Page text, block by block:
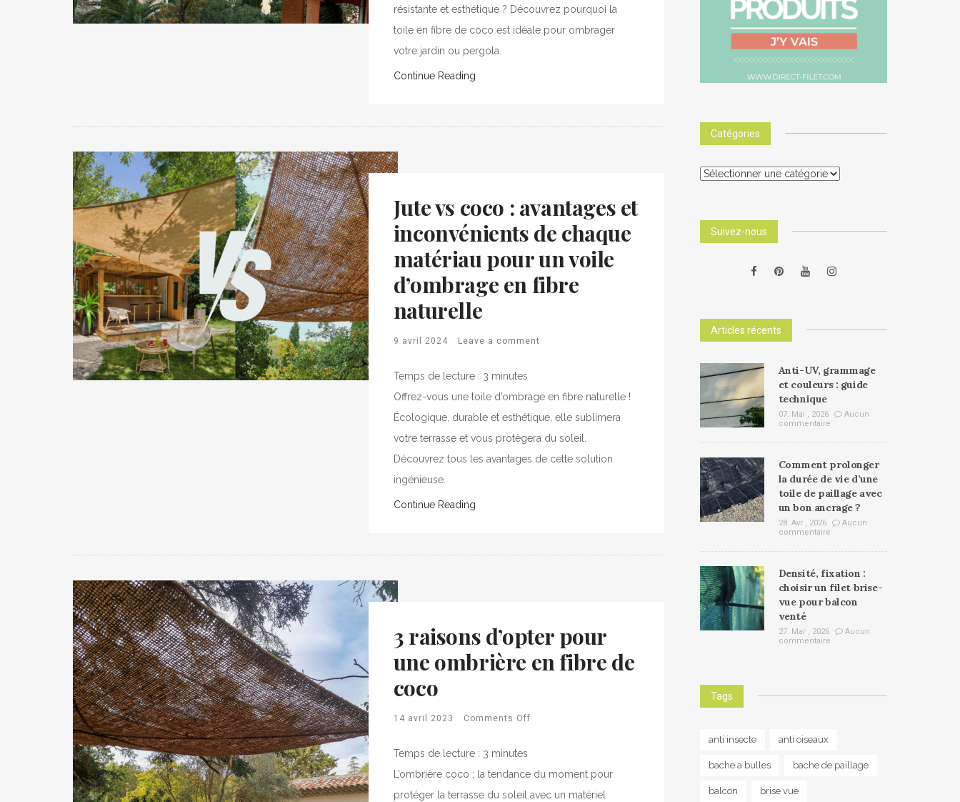
résistante et esthétique ? Découvrez pourquoi la
toile en fibre de coco est idéale pour ombrager
votre jardin ou pergola.
Continue Reading
Jute vs coco : avantages et
inconvénients de chaque
matériau pour un voile
d’ombrage en fibre
naturelle
9 avril 2024 Leave a comment
Temps de lecture : 3 minutes
Offrez-vous une toile d’ombrage en fibre naturelle !
Écologique, durable et esthétique, elle sublimera
votre terrasse et vous protègera du soleil.
Découvrez tous les avantages de cette solution
ingénieuse.
Continue Reading
3 raisons d’opter pour
une ombrière en fibre de
coco
14 avril 2023 Comments Off
Temps de lecture : 3 minutes
L’ombrière coco ; la tendance du moment pour
protéger la terrasse du soleil avec un matériel
Catégories
Catégories
Suivez-nous
Articles récents
Anti-UV, grammage
et couleurs : guide
technique
07. Mai , 2026
Aucun
commentaire
Comment prolonger
la durée de vie d’une
toile de paillage avec
un bon ancrage ?
28. Avr , 2026
Aucun
commentaire
Densité, fixation :
choisir un filet brise-
vue pour balcon
venté
27. Mar , 2026
Aucun
commentaire
Tags
anti insecte anti oiseaux
bache a bulles bache de paillage
balcon brise vue